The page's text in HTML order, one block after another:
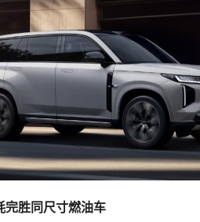
完胜同尺寸燃油车